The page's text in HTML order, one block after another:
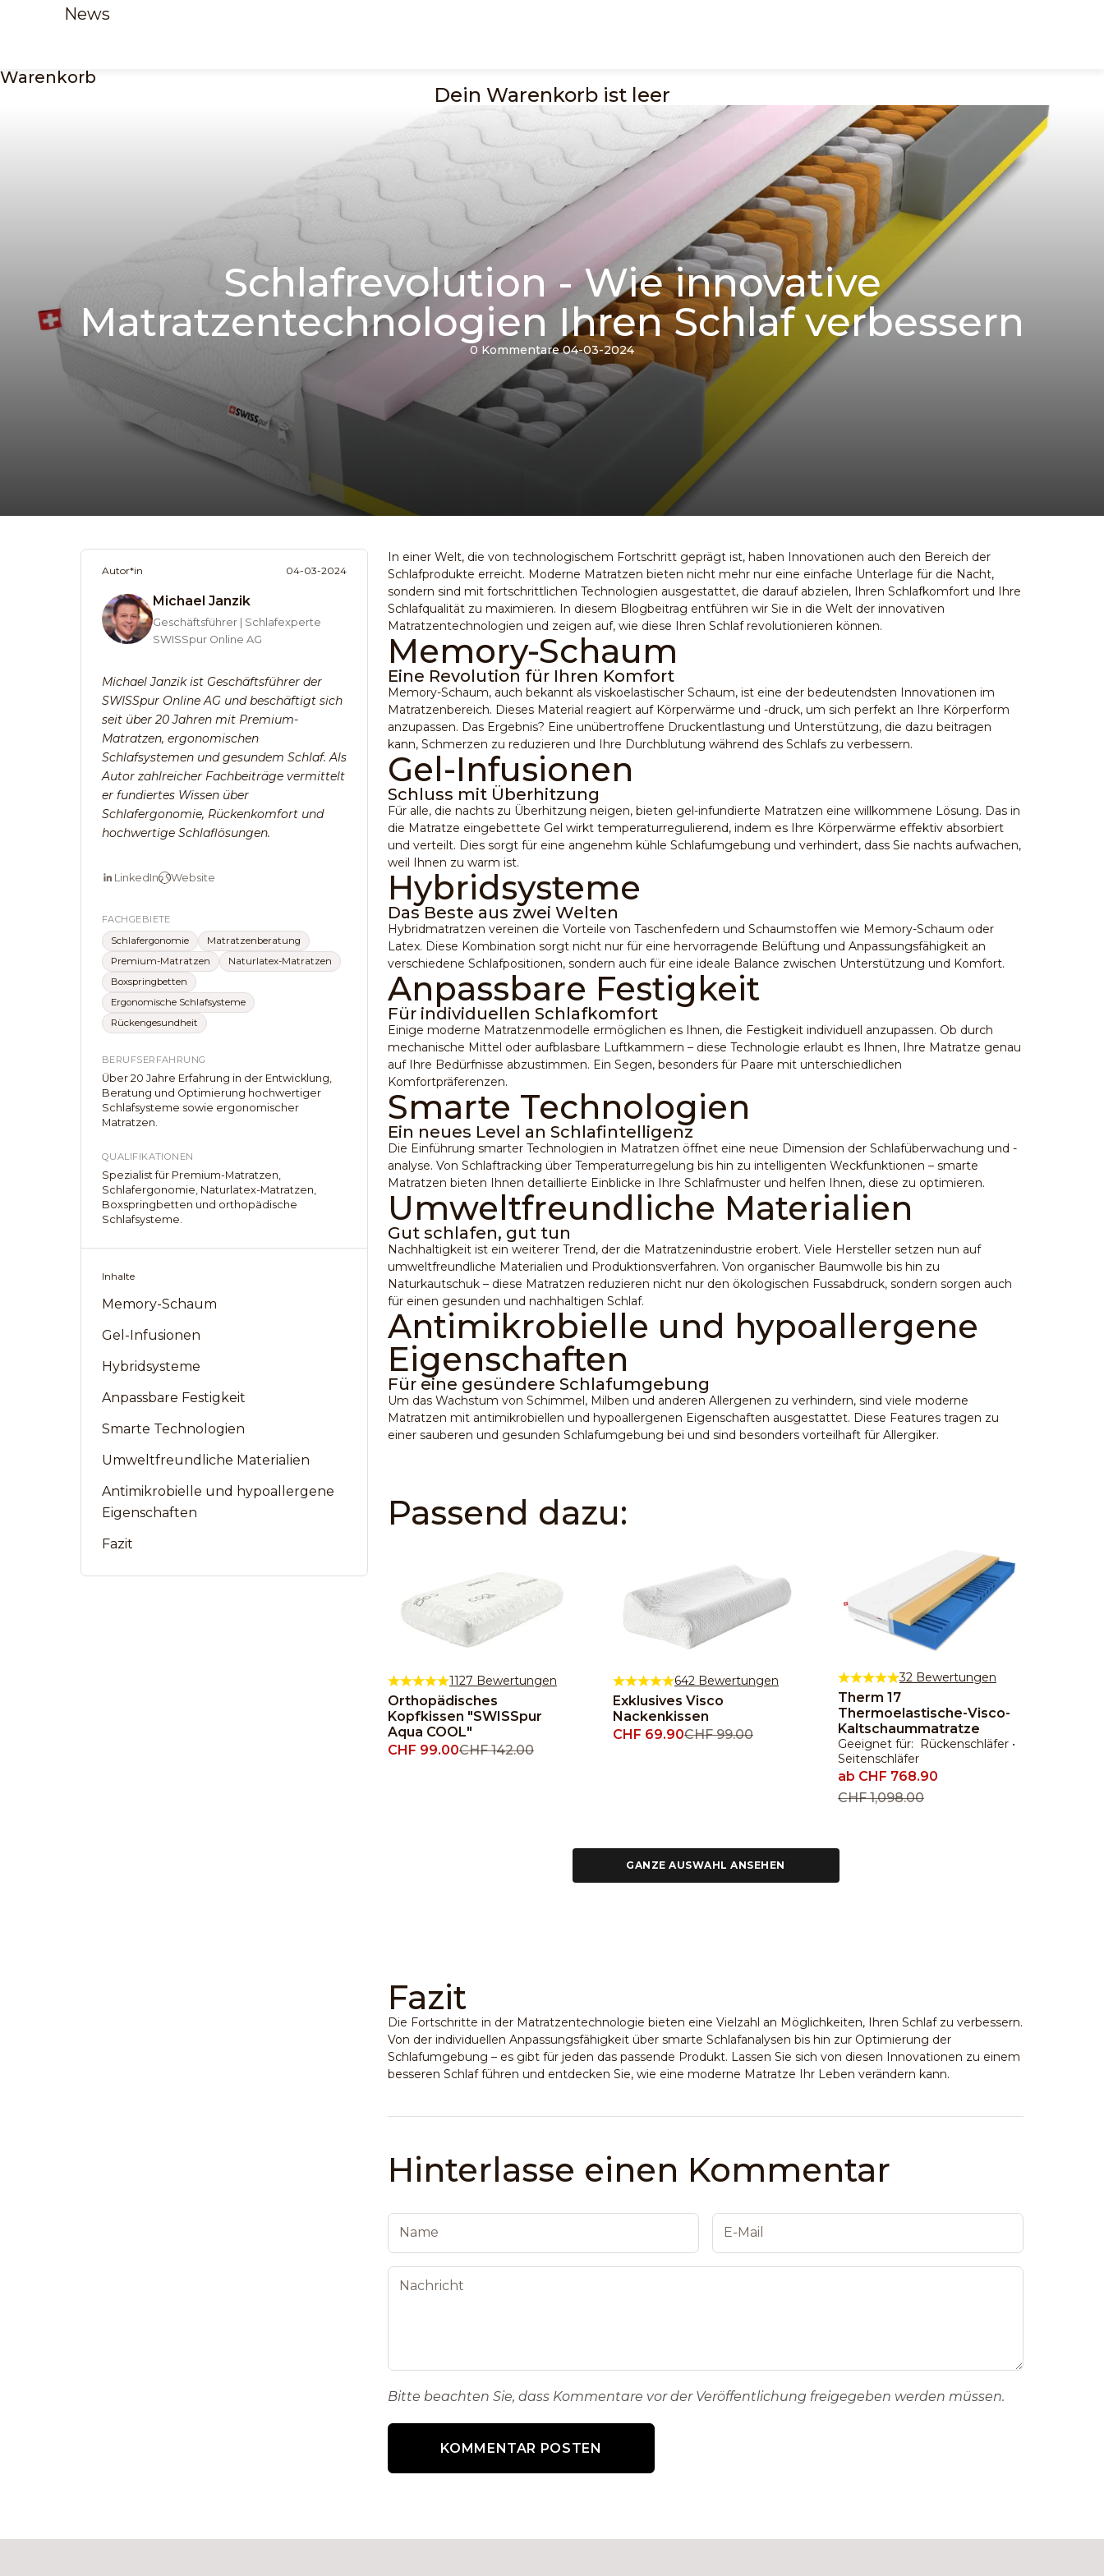
News
Warenkorb
Dein Warenkorb ist leer
Schlafrevolution - Wie innovative
Matratzentechnologien Ihren Schlaf verbessern
0 Kommentare 04-03-2024
04-03-2024
Autor*in
Michael Janzik
Geschäftsführer | Schlafexperte
SWISSpur Online AG
Michael Janzik ist Geschäftsführer der
SWISSpur Online AG und beschäftigt sich
seit über 20 Jahren mit Premium-
Matratzen, ergonomischen
Schlafsystemen und gesundem Schlaf. Als
Autor zahlreicher Fachbeiträge vermittelt
er fundiertes Wissen über
Schlafergonomie, Rückenkomfort und
hochwertige Schlaflösungen.
LinkedIn Website
FACHGEBIETE
Schlafergonomie
Matratzenberatung
Premium-Matratzen
Naturlatex-Matratzen
Boxspringbetten
Ergonomische Schlafsysteme
Rückengesundheit
BERUFSERFAHRUNG
Über 20 Jahre Erfahrung in der Entwicklung,
Beratung und Optimierung hochwertiger
Schlafsysteme sowie ergonomischer
Matratzen.
QUALIFIKATIONEN
Spezialist für Premium-Matratzen,
Schlafergonomie, Naturlatex-Matratzen,
Boxspringbetten und orthopädische
Schlafsysteme.
Inhalte
Memory-Schaum
Gel-Infusionen
Hybridsysteme
Anpassbare Festigkeit
Smarte Technologien
Umweltfreundliche Materialien
Antimikrobielle und hypoallergene
Eigenschaften
Fazit
In einer Welt, die von technologischem Fortschritt geprägt ist, haben Innovationen auch den Bereich der
Schlafprodukte erreicht. Moderne Matratzen bieten nicht mehr nur eine einfache Unterlage für die Nacht,
sondern sind mit fortschrittlichen Technologien ausgestattet, die darauf abzielen, Ihren Schlafkomfort und Ihre
Schlafqualität zu maximieren. In diesem Blogbeitrag entführen wir Sie in die Welt der innovativen
Matratzentechnologien und zeigen auf, wie diese Ihren Schlaf revolutionieren können.
Memory-Schaum
Eine Revolution für Ihren Komfort
Memory-Schaum, auch bekannt als viskoelastischer Schaum, ist eine der bedeutendsten Innovationen im
Matratzenbereich. Dieses Material reagiert auf Körperwärme und -druck, um sich perfekt an Ihre Körperform
anzupassen. Das Ergebnis? Eine unübertroffene Druckentlastung und Unterstützung, die dazu beitragen
kann, Schmerzen zu reduzieren und Ihre Durchblutung während des Schlafs zu verbessern.
Gel-Infusionen
Schluss mit Überhitzung
Für alle, die nachts zu Überhitzung neigen, bieten gel-infundierte Matratzen eine willkommene Lösung. Das in
die Matratze eingebettete Gel wirkt temperaturregulierend, indem es Ihre Körperwärme effektiv absorbiert
und verteilt. Dies sorgt für eine angenehm kühle Schlafumgebung und verhindert, dass Sie nachts aufwachen,
weil Ihnen zu warm ist.
Hybridsysteme
Das Beste aus zwei Welten
Hybridmatratzen vereinen die Vorteile von Taschenfedern und Schaumstoffen wie Memory-Schaum oder
Latex. Diese Kombination sorgt nicht nur für eine hervorragende Belüftung und Anpassungsfähigkeit an
verschiedene Schlafpositionen, sondern auch für eine ideale Balance zwischen Unterstützung und Komfort.
Anpassbare Festigkeit
Für individuellen Schlafkomfort
Einige moderne Matratzenmodelle ermöglichen es Ihnen, die Festigkeit individuell anzupassen. Ob durch
mechanische Mittel oder aufblasbare Luftkammern – diese Technologie erlaubt es Ihnen, Ihre Matratze genau
auf Ihre Bedürfnisse abzustimmen. Ein Segen, besonders für Paare mit unterschiedlichen
Komfortpräferenzen.
Smarte Technologien
Ein neues Level an Schlafintelligenz
Die Einführung smarter Technologien in Matratzen öffnet eine neue Dimension der Schlafüberwachung und -
analyse. Von Schlaftracking über Temperaturregelung bis hin zu intelligenten Weckfunktionen – smarte
Matratzen bieten Ihnen detaillierte Einblicke in Ihre Schlafmuster und helfen Ihnen, diese zu optimieren.
Umweltfreundliche Materialien
Gut schlafen, gut tun
Nachhaltigkeit ist ein weiterer Trend, der die Matratzenindustrie erobert. Viele Hersteller setzen nun auf
umweltfreundliche Materialien und Produktionsverfahren. Von organischer Baumwolle bis hin zu
Naturkautschuk – diese Matratzen reduzieren nicht nur den ökologischen Fussabdruck, sondern sorgen auch
für einen gesunden und nachhaltigen Schlaf.
Antimikrobielle und hypoallergene
Eigenschaften
Für eine gesündere Schlafumgebung
Um das Wachstum von Schimmel, Milben und anderen Allergenen zu verhindern, sind viele moderne
Matratzen mit antimikrobiellen und hypoallergenen Eigenschaften ausgestattet. Diese Features tragen zu
einer sauberen und gesunden Schlafumgebung bei und sind besonders vorteilhaft für Allergiker.
Passend dazu:
1127 Bewertungen
Orthopädisches
Kopfkissen "SWISSpur
Aqua COOL"
Angebot
CHF 99.00Regulärer Preis
CHF 142.00
642 Bewertungen
Exklusives Visco
Nackenkissen
Angebot
CHF 69.90Regulärer Preis
CHF 99.00
32 Bewertungen
Therm 17
Thermoelastische-Visco-
Kaltschaummatratze
Geeignet für: Rückenschläfer •
Seitenschläfer
Angebot
ab CHF 768.90
Regulärer Preis
CHF 1,098.00
GANZE AUSWAHL ANSEHEN
Fazit
Die Fortschritte in der Matratzentechnologie bieten eine Vielzahl an Möglichkeiten, Ihren Schlaf zu verbessern.
Von der individuellen Anpassungsfähigkeit über smarte Schlafanalysen bis hin zur Optimierung der
Schlafumgebung – es gibt für jeden das passende Produkt. Lassen Sie sich von diesen Innovationen zu einem
besseren Schlaf führen und entdecken Sie, wie eine moderne Matratze Ihr Leben verändern kann.
Hinterlasse einen Kommentar
Bitte beachten Sie, dass Kommentare vor der Veröffentlichung freigegeben werden müssen.
KOMMENTAR POSTEN